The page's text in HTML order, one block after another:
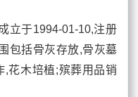
立于1994-01-10,注册
包括骨灰存放,骨灰墓
,花木培植;殡葬用品销